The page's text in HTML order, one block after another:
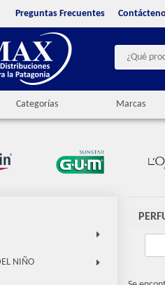
Preguntas Frecuentes
Categorías Marcas
NIÑO